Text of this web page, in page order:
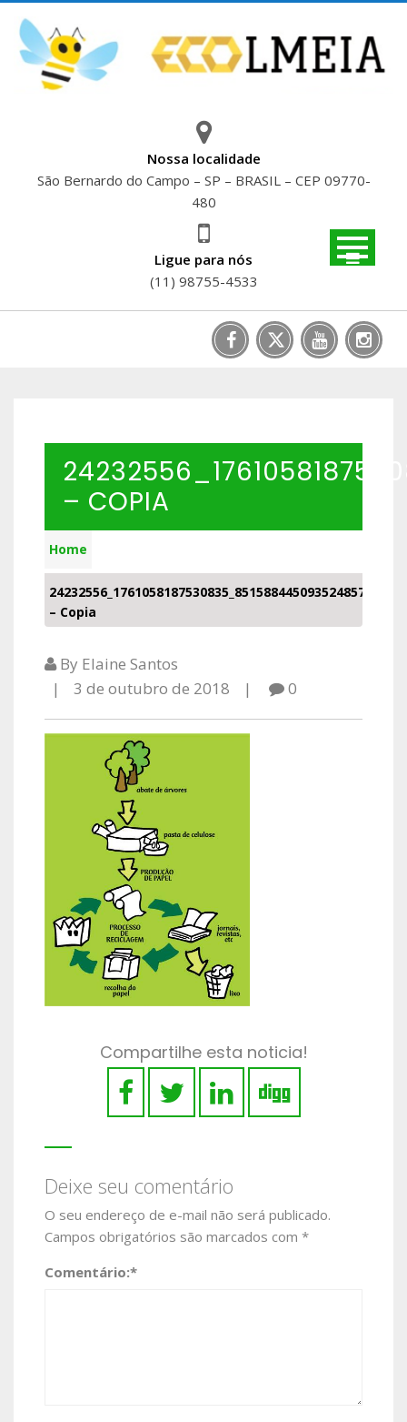
content
Nossa localidade
São Bernardo do Campo – SP – BRASIL – CEP 09770-
480
Ligue para nós
(11) 98755-4533
– COPIA
Home
24232556_1761058187530835_8515884450935248574_n
– Copia
By Elaine Santos
3 de outubro de 2018
0
Compartilhe esta noticia!
Deixe seu comentário
O seu endereço de e-mail não será publicado.
Campos obrigatórios são marcados com *
Comentário:*